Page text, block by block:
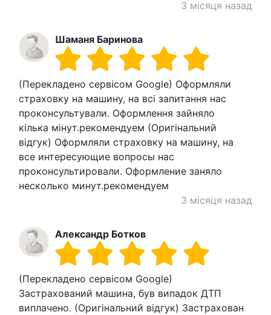
3 місяця назад
Шаманя Баринова
(Перекладено сервісом Google) Оформляли
страховку на машину, на всі запитання нас
проконсультували. Оформлення зайняло
кілька мінут.рекомендуем (Оригінальний
відгук) Оформляли страховку на машину, на
все интересующие вопросы нас
проконсультировали. Оформление заняло
несколько минут.рекомендуем
3 місяця назад
Александр Ботков
(Перекладено сервісом Google)
Застрахований машина, був випадок ДТП
виплачено. (Оригінальний відгук) Застрахован